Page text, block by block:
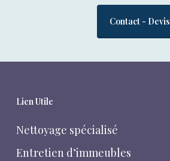
Contact - Devis
Lien Utile
Nettoyage spécialisé
Entretien d’immeubles